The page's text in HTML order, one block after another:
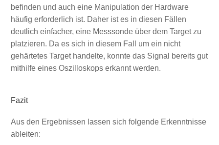
befinden und auch eine Manipulation der Hardware
häufig erforderlich ist. Daher ist es in diesen Fällen
deutlich einfacher, eine Messsonde über dem Target zu
platzieren. Da es sich in diesem Fall um ein nicht
gehärtetes Target handelte, konnte das Signal bereits gut
mithilfe eines Oszilloskops erkannt werden.
Fazit
Aus den Ergebnissen lassen sich folgende Erkenntnisse
ableiten: